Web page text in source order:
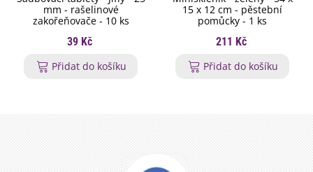
mm - rašelinové
zakořeňovače - 10 ks
39 Kč
Přidat do košíku
15 x 12 cm - pěstební
pomůcky - 1 ks
211 Kč
Přidat do košíku